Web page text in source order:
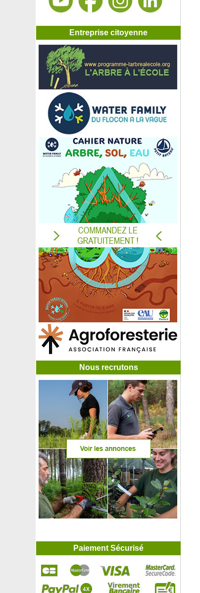
Entreprise citoyenne
Nous recrutons
Paiement Sécurisé